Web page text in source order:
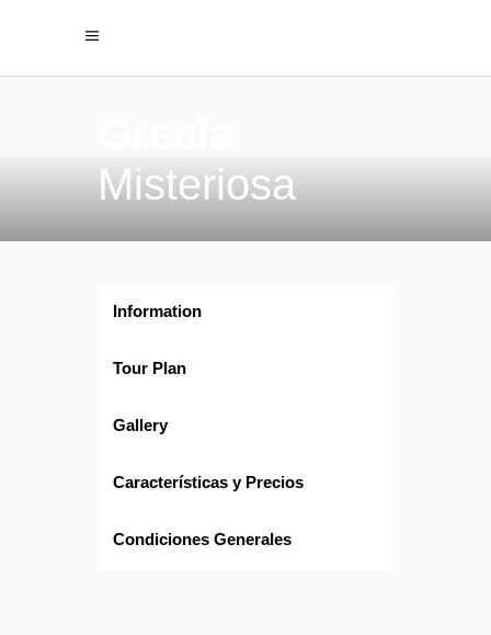
Misteriosa
Information
Tour Plan
Gallery
Características y Precios
Condiciones Generales